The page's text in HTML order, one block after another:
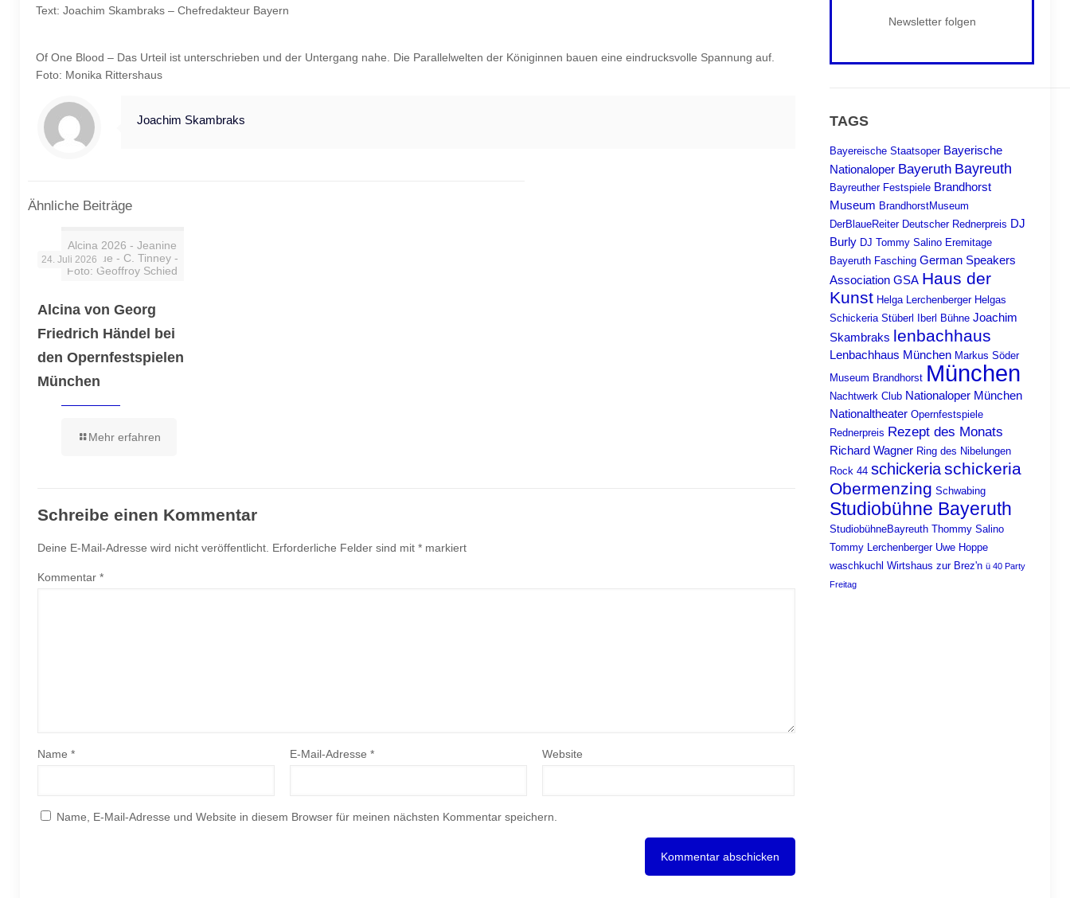
Text: Joachim Skambraks – Chefredakteur Bayern
Of One Blood – Das Urteil ist unterschrieben und der Untergang nahe. Die Parallelwelten der Königinnen bauen eine eindrucksvolle Spannung auf.
Foto: Monika Rittershaus
Joachim Skambraks
Ähnliche Beiträge
Alcina 2026 - Jeanine
De Bique - C. Tinney -
Foto: Geoffroy Schied
24. Juli 2026
Alcina von Georg
Friedrich Händel bei
den Opernfestspielen
München
Mehr erfahren
Schreibe einen Kommentar
Deine E-Mail-Adresse wird nicht veröffentlicht. Erforderliche Felder sind mit * markiert
Kommentar *
Name * E-Mail-Adresse* Website
Name, E-Mail-Adresse und Website in diesem Browser für meinen nächsten Kommentar speichern.
Newsletter folgen
TAGS
Bayereische Staatsoper Bayerische
Nationaloper Bayeruth Bayreuth
Bayreuther Festspiele Brandhorst
Museum BrandhorstMuseum
DerBlaueReiter Deutscher Rednerpreis DJ
Burly DJ Tommy Salino Eremitage
Bayeruth Fasching German Speakers
Association GSA Haus der
Kunst Helga Lerchenberger Helgas
Schickeria Stüberl Iberl Bühne Joachim
Skambraks lenbachhaus
Lenbachhaus München Markus Söder
Museum Brandhorst München
Nachtwerk Club Nationaloper München
Nationaltheater Opernfestspiele
Rednerpreis Rezept des Monats
Richard Wagner Ring des Nibelungen
Rock 44 schickeriaschickeria
Obermenzing Schwabing
Studiobühne Bayeruth
StudiobühneBayreuth Thommy Salino
Tommy Lerchenberger Uwe Hoppe
waschkuchl Wirtshaus zur Brez'n ü 40 Party
Freitag